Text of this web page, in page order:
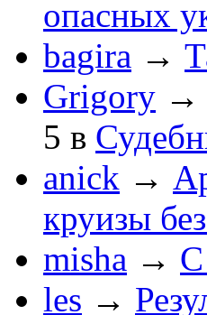
опасных
bagira →
Grigory →
5 в
anick →
круизы
misha →
les →